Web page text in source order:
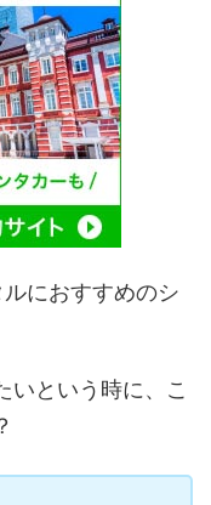
におすすめのシ
いという時に、こ